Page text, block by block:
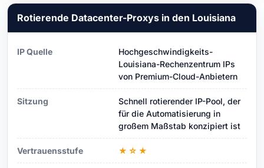
Rotierende Datacenter-Proxys in den Louisiana
IP Quelle
Hochgeschwindigkeits-
Louisiana-Rechenzentrum IPs
von Premium-Cloud-Anbietern
Sitzung
Schnell rotierender IP-Pool, der
für die Automatisierung in
großem Maßstab konzipiert ist
Vertrauensstufe ★☆★